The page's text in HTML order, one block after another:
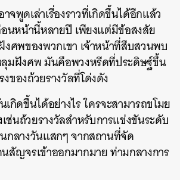
จพูดเล่าเรื่องราวที่เกิดขึ้นได้อีกแล้ว
อนหน้านี้หลายปี เพียงแต่มีข้อสงสัย
งศพของพวกเขา เจ้าหน้าที่สืบสวนพบ
มฝังศพ มันคือพวงหรีดที่ประดิษฐ์ขึ้น
ของถ้วยรางวัลที่โด่งดัง
เกิดขึ้นได้อย่างไร ใครจะสามารถขโมย
ช่นถ้วยรางวัลสำหรับการแข่งขันระดับ
กลางวันแสกๆ จากสถานที่จัด
สัญจรเข้าออกมากมาย ท่ามกลางการ